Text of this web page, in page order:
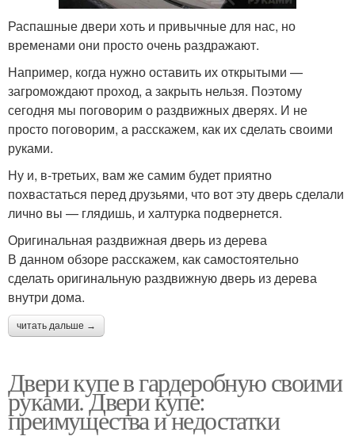
Распашные двери хоть и привычные для нас, но
временами они просто очень раздражают.
Например, когда нужно оставить их открытыми —
загромождают проход, а закрыть нельзя. Поэтому
сегодня мы поговорим о раздвижных дверях. И не
просто поговорим, а расскажем, как их сделать своими
руками.
Ну и, в-третьих, вам же самим будет приятно
похвастаться перед друзьями, что вот эту дверь сделали
лично вы — глядишь, и халтурка подвернется.
Оригинальная раздвижная дверь из дерева
В данном обзоре расскажем, как самостоятельно
сделать оригинальную раздвижную дверь из дерева
внутри дома.
читать дальше →
Двери купе в гардеробную своими
руками. Двери купе:
преимущества и недостатки